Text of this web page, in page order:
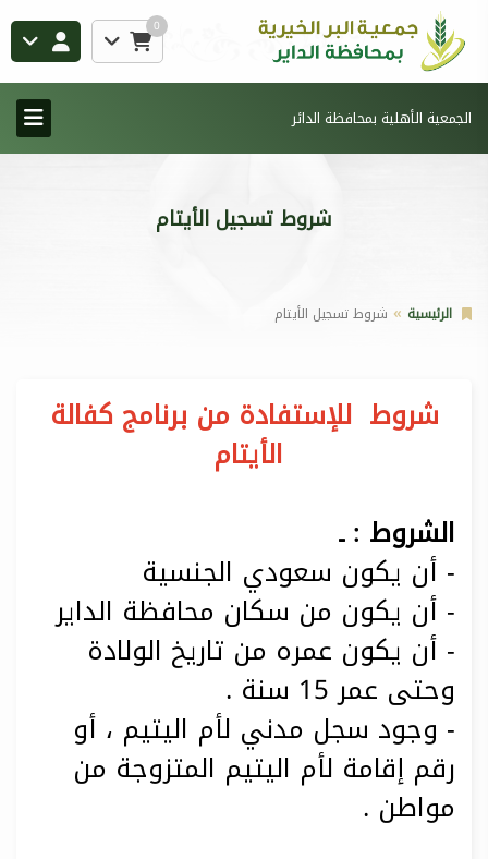
0
الجمعية الأهلية بمحافظة الدائر
شروط تسجيل الأيتام
الرئيسية شروط تسجيل الأيتام
شروط للإستفادة من برنامج كفالة
الأيتام
الشروط : ـ
- أن يكون سعودي الجنسية
- أن يكون من سكان محافظة الداير
- أن يكون عمره من تاريخ الولادة
وحتى عمر 15 سنة .
- وجود سجل مدني لأم اليتيم ، أو
رقم إقامة لأم اليتيم المتزوجة من
مواطن .